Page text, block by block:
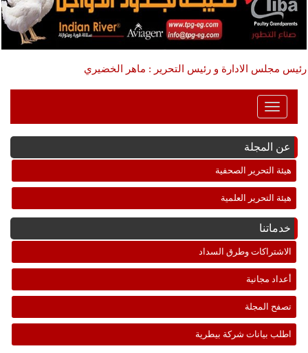
رئيس مجلس الادارة و رئيس التحرير : ماهر الخضيري
Toggle
Navigation
عن المجلة
هيئة التحرير الصحفية
هيئة التحرير العلمية
خدماتنا
الاشتراكات وطرق السداد
أعداد مجانية
تصفح المجلة
اطلب بيانات شركة بيطرية